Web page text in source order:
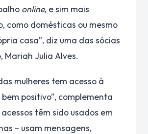
online, e sim mais
como domésticas ou mesmo
casa”, diz uma das sócias
Mariah Julia Alves.
mulheres tem acesso à
positivo”, complementa
acessos têm sido usados em
– usam mensagens,